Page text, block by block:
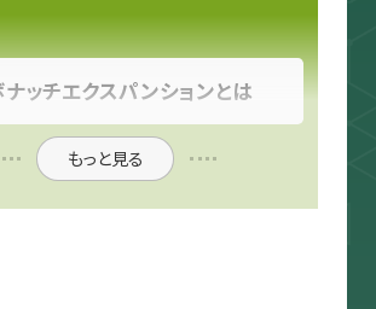
ナッチエクスパンションとは
もっと見る